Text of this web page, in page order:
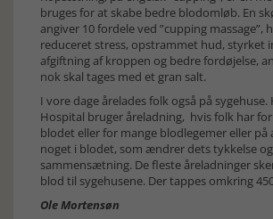
bruges for at skabe bedre blodomløb. En
angiver 10 fordele ved ”cupping massage”,
reduceret stress, opstrammet hud, styrket
afgiftning af kroppen og bedre fordøjelse,
nok skal tages med et gran salt.
I vore dage årelades folk også på
Hospital bruger åreladning, hvis folk har
blodet eller for mange blodlegemer eller på
noget i blodet, som ændrer dets tykkelse og
sammensætning. De fleste åreladninger
blod til sygehusene. Der tappes omkring
Ole Mortensøn